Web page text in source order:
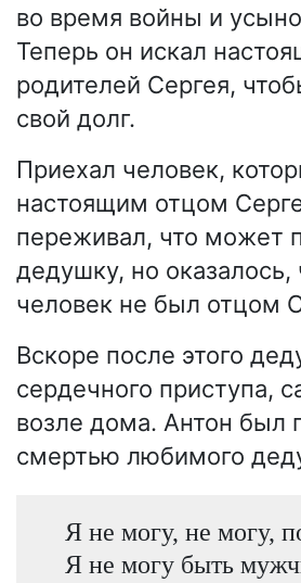
во время войны и
Теперь он искал
родителей Сергея,
свой долг.
Приехал человек,
настоящим отцом
переживал, что может
дедушку, но оказалось,
человек не был отцом
Вскоре после этого
сердечного приступа,
возле дома. Антон был
смертью любимого
Я не могу, не могу,
Я не могу быть